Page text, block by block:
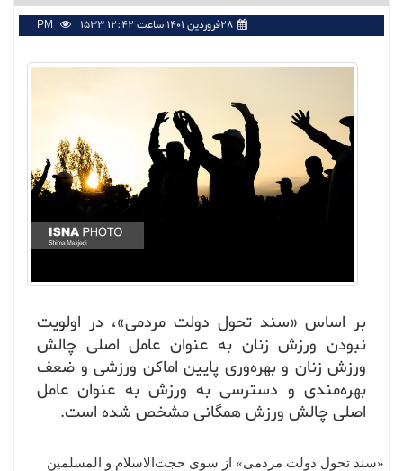
۲۸فروردین ۱۴۰۱ ساعت ۱۲:۴۲ PM 1533
بر اساس «سند تحول دولت مردمی»، در اولویت
نبودن ورزش زنان به عنوان عامل اصلی چالش
ورزش زنان و بهره‌وری پایین اماکن ورزشی و ضعف
بهره‌مندی و دسترسی به ورزش به عنوان عامل
اصلی چالش ورزش همگانی مشخص شده است.
«سند تحول دولت مردمی» از سوی حجت‌الاسلام و المسلمین